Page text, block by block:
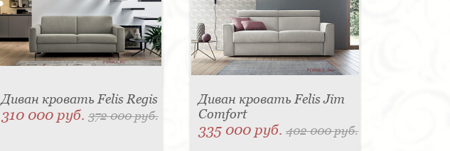
Диван кровать Felis Regis
310 000 руб. 372 000 руб.
Диван кровать Felis Jim
Comfort
335 000 руб.402 000 руб.